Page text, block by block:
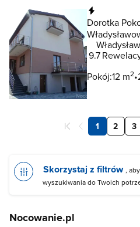
Dorotka
9.7
Pokój:12 m2
1 2 3
Skorzystaj z filtrów ,
wyszukiwania do Twoich
Nocowanie.pl